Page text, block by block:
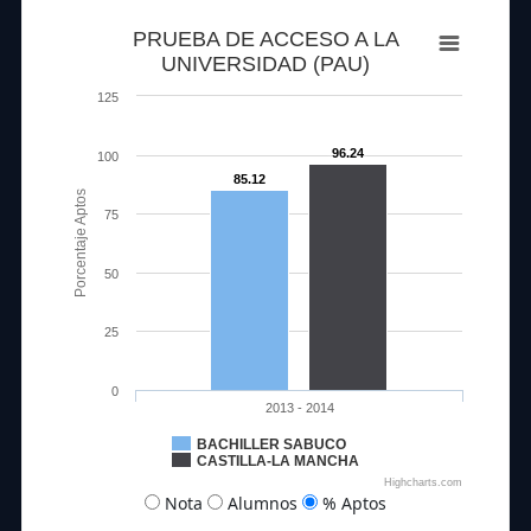
Porcentaje Aptos
PRUEBA DE ACCESO A LA
UNIVERSIDAD (PAU)
85.12
96.24
BACHILLER SABUCO
CASTILLA-LA MANCHA
2013 - 2014
0
25
50
75
100
125
Highcharts.com
Nota Alumnos % Aptos